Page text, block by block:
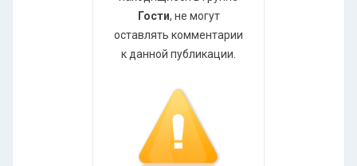
Гости, не могут
оставлять комментарии
к данной публикации.